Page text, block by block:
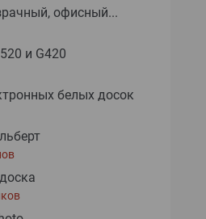
офисный...
и G420
белых досок